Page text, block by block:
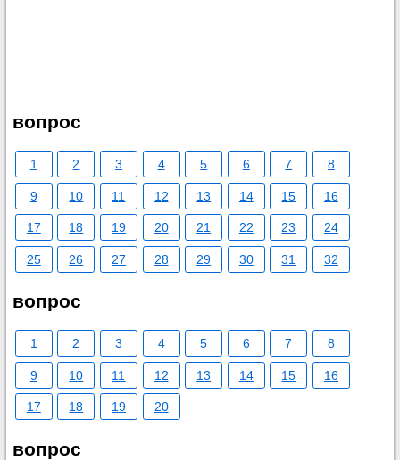
вопрос
1 2 3 4 5 6 7 8
9 10 11 12 13 14 15 16
17 18 19 20 21 22 23 24
25 26 27 28 29 30 31 32
вопрос
1 2 3 4 5 6 7 8
9 10 11 12 13 14 15 16
17 18 19 20
вопрос